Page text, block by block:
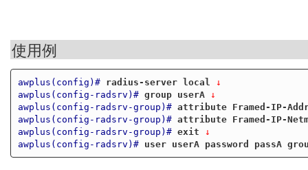
使用例
awplus(config)# radius-server local
↓
awplus(config-radsrv)# group userA ↓
awplus(config-radsrv-group)# attribute Framed-IP-
awplus(config-radsrv-group)# attribute Framed-IP-
awplus(config-radsrv-group)# exit ↓
awplus(config-radsrv)#
user userA password passA